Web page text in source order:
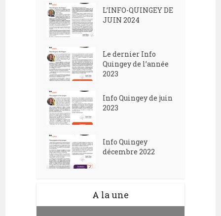
L’INFO-QUINGEY DE
JUIN 2024
Le dernier Info
Quingey de l’année
2023
Info Quingey de juin
2023
Info Quingey
décembre 2022
A la une